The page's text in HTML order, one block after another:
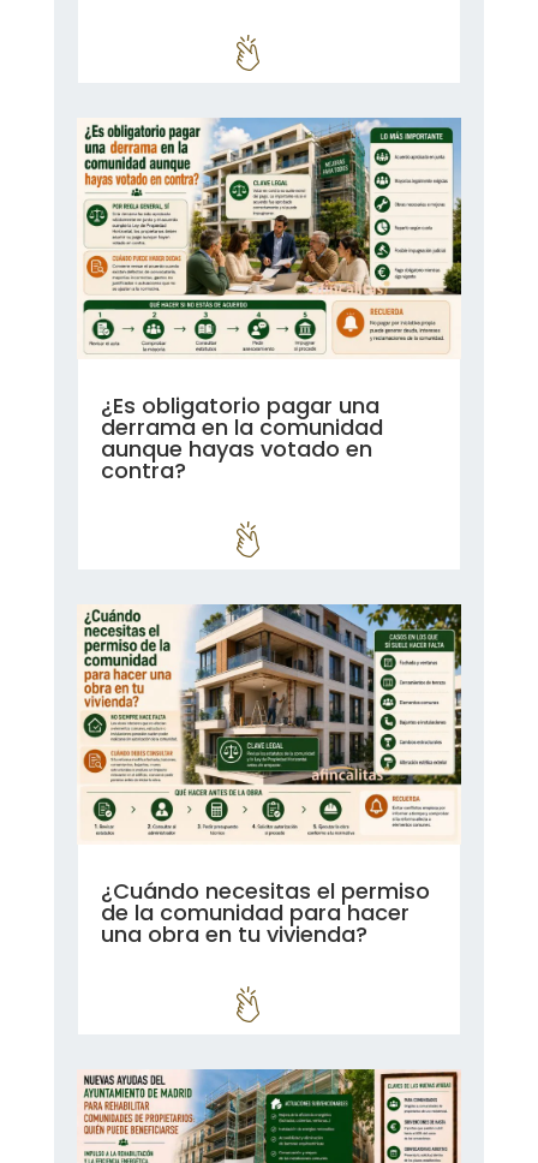
¿Es obligatorio pagar una
derrama en la comunidad
aunque hayas votado en
contra?
¿Cuándo necesitas el permiso
de la comunidad para hacer
una obra en tu vivienda?